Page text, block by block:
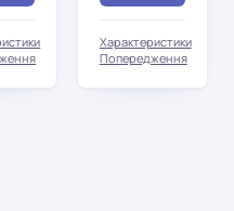
Характеристики
Попередження